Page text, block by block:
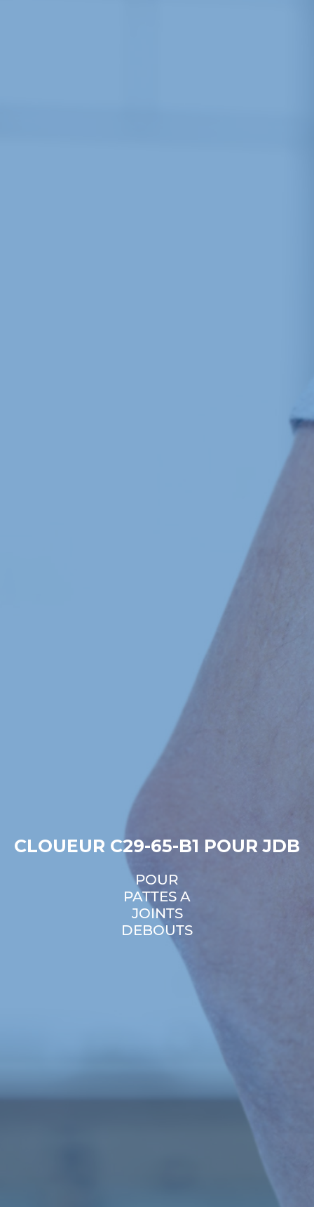
CLOUEUR C29-65-B1 POUR JDB
POUR
PATTES A
JOINTS
DEBOUTS